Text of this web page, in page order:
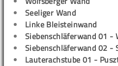
Seeliger Wand
Linke Bleisteinwand
Siebenschläferwand 01 -
Siebenschläferwand 02 -
Lauterachstube 01 -